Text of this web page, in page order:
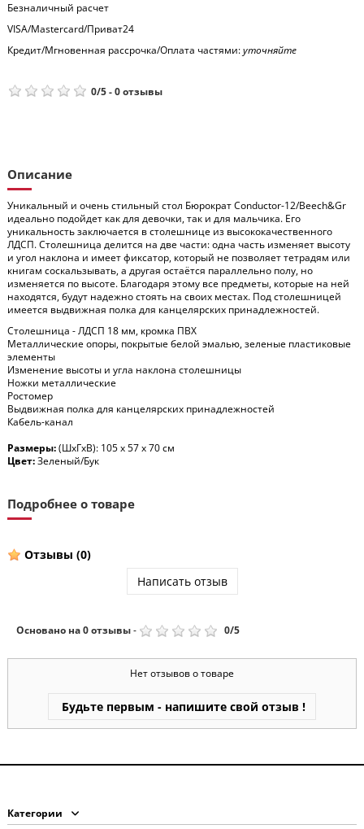
Безналичный расчет
VISA/Mastercard/Приват24
Кредит/Мгновенная рассрочка/Оплата частями:уточняйте
0/5-0отзывы
Описание
Уникальный и очень стильный стол Бюрократ Conductor-12/Beech&Gr
идеально подойдет как для девочки, так и для мальчика. Его
уникальность заключается в столешнице из высококачественного
ЛДСП. Столешница делится на две части: одна часть изменяет высоту
и угол наклона и имеет фиксатор, который не позволяет тетрадям или
книгам соскальзывать, а другая остаётся параллельно полу, но
изменяется по высоте. Благодаря этому все предметы, которые на ней
находятся, будут надежно стоять на своих местах. Под столешницей
имеется выдвижная полка для канцелярских принадлежностей.
Столешница - ЛДСП 18 мм, кромка ПВХ
Металлические опоры, покрытые белой эмалью, зеленые пластиковые
элементы
Изменение высоты и угла наклона столешницы
Ножки металлические
Ростомер
Выдвижная полка для канцелярских принадлежностей
Кабель-канал
Размеры:(ШхГхВ): 105 х 57 х 70 см
Цвет:Зеленый/Бук
Подробнее о товаре
Отзывы (0)
Написать отзыв
Основано на0отзывы- 0/5
Нет отзывов о товаре
Будьте первым - напишите свой отзыв !
Категории